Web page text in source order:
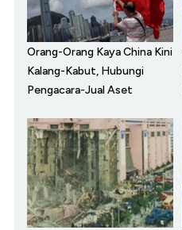
Orang-Orang Kaya China Kini
Kalang-Kabut, Hubungi
Pengacara-Jual Aset